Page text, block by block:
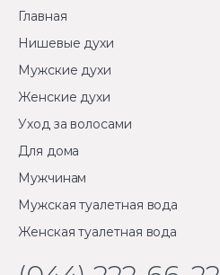
Главная
Нишевые духи
Мужские духи
Женские духи
Уход за волосами
Для дома
Мужчинам
Мужская туалетная вода
Женская туалетная вода